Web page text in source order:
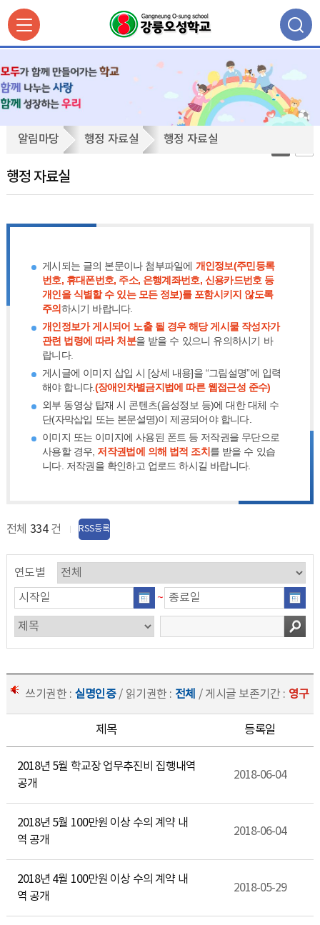
자
료
알림마당 행정 자료실 행정 자료실
행정 자료실
게시되는 글의 본문이나 첨부파일에 개인정보(주민등록
번호, 휴대폰번호, 주소, 은행계좌번호, 신용카드번호 등
개인을 식별할 수 있는 모든 정보)를 포함시키지 않도록
주의하시기 바랍니다.
개인정보가 게시되어 노출 될 경우 해당 게시물 작성자가
관련 법령에 따라 처분을 받을 수 있으니 유의하시기 바
랍니다.
게시글에 이미지 삽입 시 [상세 내용]을 “그림설명”에 입력
해야 합니다.(장애인차별금지법에 따른 웹접근성 준수)
외부 동영상 탑재 시 콘텐츠(음성정보 등)에 대한 대체 수
단(자막삽입 또는 본문설명)이 제공되어야 합니다.
이미지 또는 이미지에 사용된 폰트 등 저작권을 무단으로
사용할 경우, 저작권법에 의해 법적 조치 를 받을 수 있습
니다. 저작권을 확인하고 업로드 하시길 바랍니다.
전체 334 건 RSS등록
연도별
~
쓰기권한 : 실명인증/ 읽기권한 : 전체 / 게시글 보존기간 : 영구
제목 등록일
2018년 5월 학교장 업무추진비 집행내역
공개
2018-06-04
2018년 5월 100만원 이상 수의 계약 내
역 공개
2018-06-04
2018년 4월 100만원 이상 수의 계약 내
역 공개
2018-05-29